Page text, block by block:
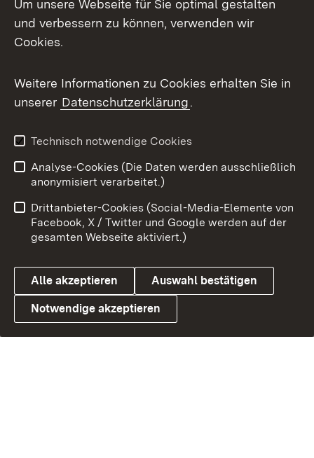
Link zum Landesportal
Impressum
Datenschutz
Cookies
Um unsere Webseite für Sie optimal gestalten
und verbessern zu können, verwenden wir
Cookies.
Weitere Informationen zu Cookies erhalten Sie in
unserer Datenschutzerklärung.
Technisch notwendige Cookies
Analyse-Cookies (Die Daten werden ausschließlich
anonymisiert verarbeitet.)
Drittanbieter-Cookies (Social-Media-Elemente von
Facebook, X / Twitter und Google werden auf der
gesamten Webseite aktiviert.)
Alle akzeptieren Auswahl bestätigen
Notwendige akzeptieren